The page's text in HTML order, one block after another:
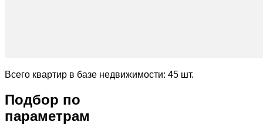
Всего квартир в базе недвижимости: 45 шт.
Подбор по
параметрам